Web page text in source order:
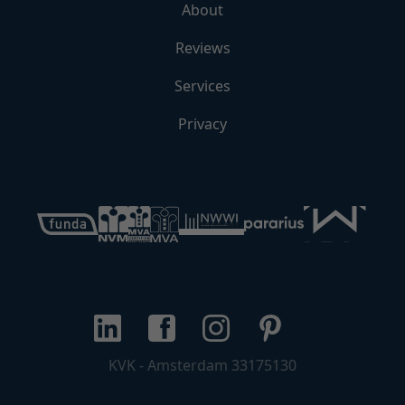
About
Reviews
Services
Privacy
KVK - Amsterdam 33175130